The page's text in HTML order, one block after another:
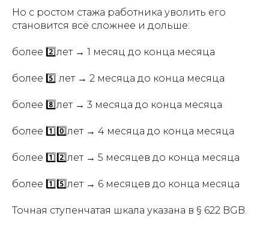
Но с ростом стажа работника уволить его
становится всё сложнее и дольше:
более 2️⃣лет → 1 месяц до конца месяца
более 5️⃣ лет → 2 месяца до конца месяца
более 8️⃣лет → 3 месяца до конца месяца
более 1️⃣0️⃣лет → 4 месяца до конца месяца
более 1️⃣2️⃣лет → 5 месяцев до конца месяца
более 1️⃣5️⃣лет → 6 месяцев до конца месяца
Точная ступенчатая шкала указана в § 622 BGB.